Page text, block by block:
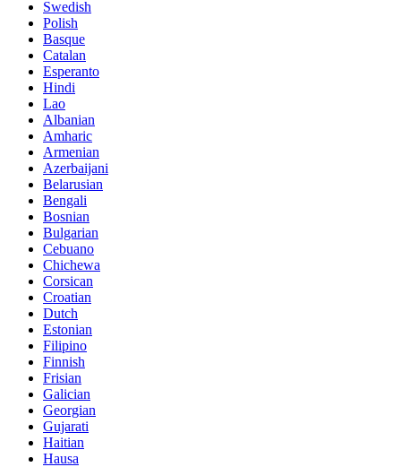
Swedish
Polish
Basque
Catalan
Esperanto
Hindi
Lao
Albanian
Amharic
Armenian
Azerbaijani
Belarusian
Bengali
Bosnian
Bulgarian
Cebuano
Chichewa
Corsican
Croatian
Dutch
Estonian
Filipino
Finnish
Frisian
Galician
Georgian
Gujarati
Haitian
Hausa